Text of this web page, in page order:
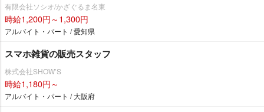
有限会社ソシオ/かざぐるま名東
時給1,200円～1,300円
アルバイト・パート / 愛知県
スマホ雑貨の販売スタッフ
株式会社SHOW’S
時給1,180円～
アルバイト・パート / 大阪府